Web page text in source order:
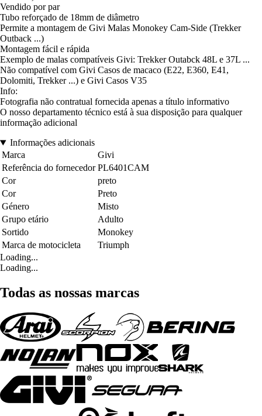
Vendido por par
Tubo reforçado de 18mm de diâmetro
Permite a montagem de Givi Malas Monokey Cam-Side (Trekker
Outback ...)
Montagem fácil e rápida
Exemplo de malas compatíveis Givi: Trekker Outabck 48L e 37L ...
Não compatível com Givi Casos de macaco (E22, E360, E41,
Dolomiti, Trekker ...) e Givi Casos V35
Info:
Fotografia não contratual fornecida apenas a título informativo
O nosso departamento técnico está à sua disposição para qualquer
informação adicional
Informações adicionais
Marca
Givi
Referência do fornecedor PL6401CAM
Cor
preto
Cor
Preto
Género
Misto
Grupo etário
Adulto
Sortido
Monokey
Marca de motocicleta
Triumph
Loading...
Loading...
Todas as nossas marcas